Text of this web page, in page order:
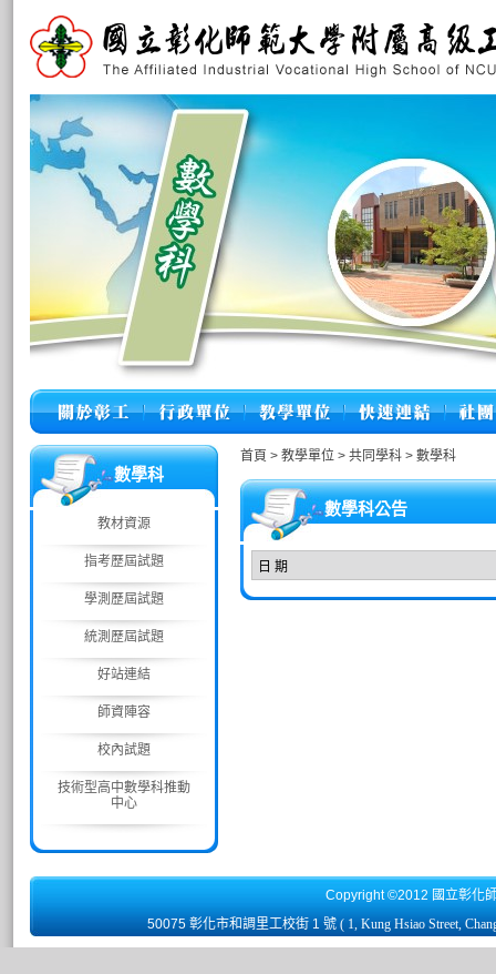
數學科
教材資源
指考歷屆試題
學測歷屆試題
統測歷屆試題
好站連結
師資陣容
校內試題
技術型高中數學科推動
中心
首頁 > 教學單位 > 共同學科 > 數學科
數學科公告
日 期
Copyright ©2012 國立彰化
50075 彰化市和調里工校街 1 號 ( 1, Kung Hsiao Street,